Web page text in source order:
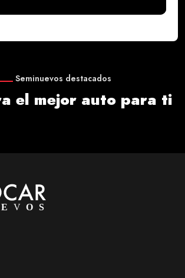
Seminuevos destacados
el mejor auto para ti